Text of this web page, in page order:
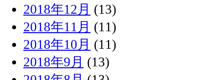
2018年12月 (13)
2018年11月 (11)
2018年10月 (11)
2018年9月 (13)